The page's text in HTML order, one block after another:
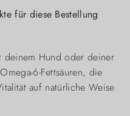
für diese Bestellung
deinem Hund oder deiner
6-Fettsäuren, die
auf natürliche Weise